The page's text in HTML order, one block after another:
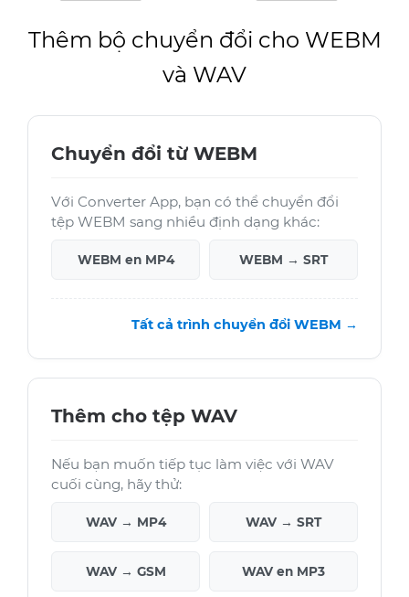
Thêm bộ chuyển đổi cho WEBM
và WAV
Chuyển đổi từ WEBM
Với Converter App, bạn có thể chuyển đổi
tệp WEBM sang nhiều định dạng khác:
WEBM en MP4 WEBM → SRT
Tất cả trình chuyển đổi WEBM →
Thêm cho tệp WAV
Nếu bạn muốn tiếp tục làm việc với WAV
cuối cùng, hãy thử:
WAV → MP4 WAV → SRT
WAV → GSM WAV en MP3